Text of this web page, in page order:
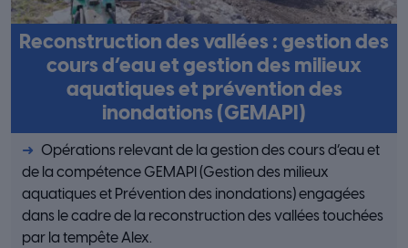
Reconstruction des vallées : gestion des
cours d’eau et gestion des milieux
aquatiques et prévention des
inondations (GEMAPI)
Opérations relevant de la gestion des cours d’eau et
de la compétence GEMAPI (Gestion des milieux
aquatiques et Prévention des inondations) engagées
dans le cadre de la reconstruction des vallées touchées
par la tempête Alex.